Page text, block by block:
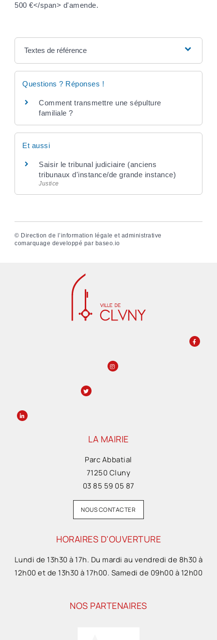
500 €</span> d'amende.
Textes de référence
Questions ? Réponses !
Comment transmettre une sépulture
familiale ?
Et aussi
Saisir le tribunal judiciaire (anciens
tribunaux d'instance/de grande instance)
Justice
© Direction de l’information légale et administrative
comarquage developpé par baseo.io
LA MAIRIE
Parc Abbatial
71250 Cluny
03 85 59 05 87
NOUS CONTACTER
HORAIRES D'OUVERTURE
Lundi de 13h30 à 17h. Du mardi au vendredi de 8h30 à
12h00 et de 13h30 à 17h00. Samedi de 09h00 à 12h00
NOS PARTENAIRES